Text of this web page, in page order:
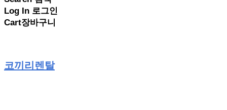
Log In 로그인
Cart장바구니
코끼리렌탈